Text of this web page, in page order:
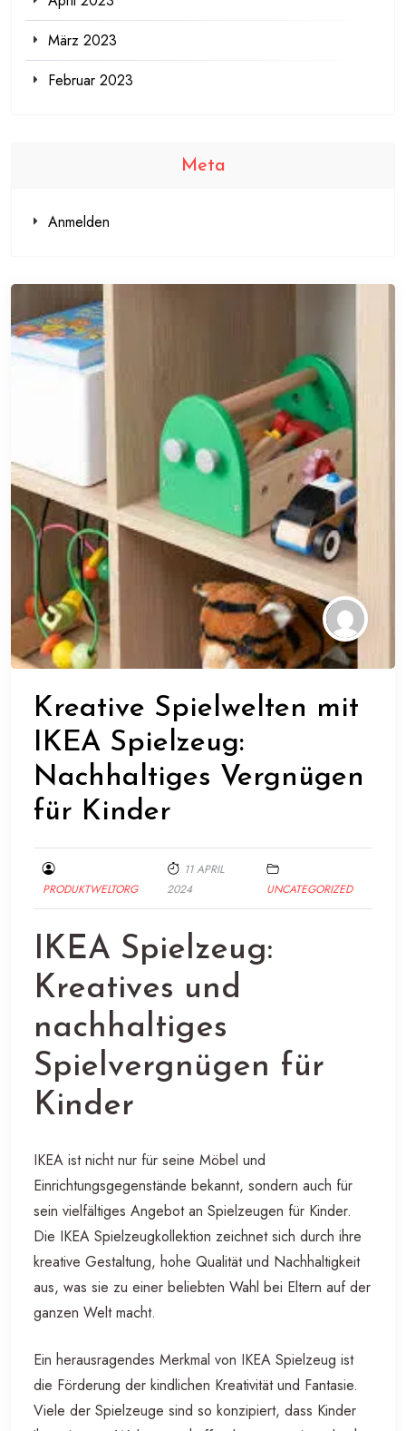
Kreative Spielwelten mit
IKEA Spielzeug:
Nachhaltiges Vergnügen
für Kinder
PRODUKTWELTORG
11 APRIL
2024
UNCATEGORIZED
IKEA Spielzeug:
Kreatives und
nachhaltiges
Spielvergnügen für
Kinder
IKEA ist nicht nur für seine Möbel und
Einrichtungsgegenstände bekannt, sondern auch für
sein vielfältiges Angebot an Spielzeugen für Kinder.
Die IKEA Spielzeugkollektion zeichnet sich durch ihre
kreative Gestaltung, hohe Qualität und Nachhaltigkeit
aus, was sie zu einer beliebten Wahl bei Eltern auf der
ganzen Welt macht.
Ein herausragendes Merkmal von IKEA Spielzeug ist
die Förderung der kindlichen Kreativität und Fantasie.
Viele der Spielzeuge sind so konzipiert, dass Kinder
März 2023
Februar 2023
Meta
Anmelden